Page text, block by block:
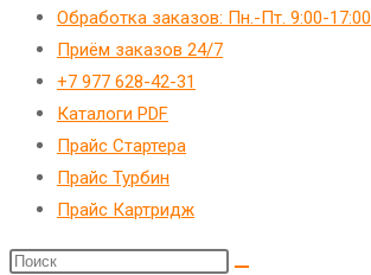
по
веб-
сайту
Обработка заказов: Пн.-Пт. 9:00-17:00
Приём заказов 24/7
+7 977 628-42-31
Каталоги PDF
Прайс Стартера
Прайс Турбин
Прайс Картридж